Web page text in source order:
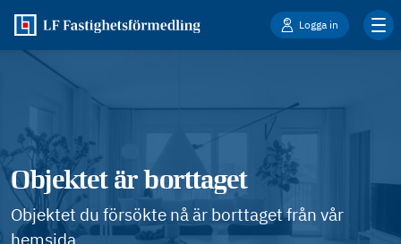
Logga in
Objektet är borttaget
Objektet du försökte nå är borttaget från vår
hemsida.